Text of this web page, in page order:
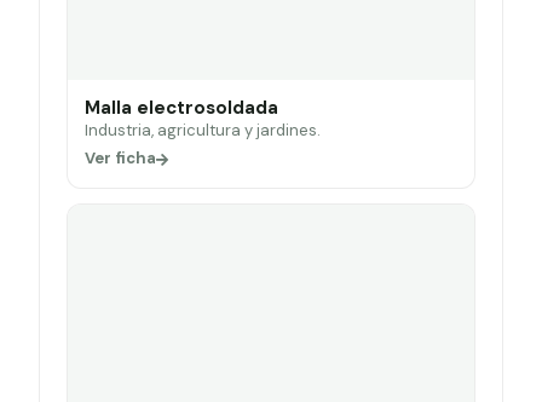
Malla electrosoldada
Industria, agricultura y jardines.
Ver ficha